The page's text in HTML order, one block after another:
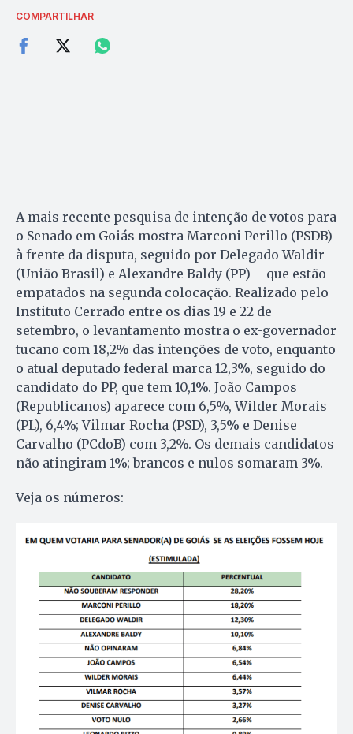
COMPARTILHAR
A mais recente pesquisa de intenção de votos para
o Senado em Goiás mostra Marconi Perillo (PSDB)
à frente da disputa, seguido por Delegado Waldir
(União Brasil) e Alexandre Baldy (PP) – que estão
empatados na segunda colocação. Realizado pelo
Instituto Cerrado entre os dias 19 e 22 de
setembro, o levantamento mostra o ex-governador
tucano com 18,2% das intenções de voto, enquanto
o atual deputado federal marca 12,3%, seguido do
candidato do PP, que tem 10,1%. João Campos
(Republicanos) aparece com 6,5%, Wilder Morais
(PL), 6,4%; Vilmar Rocha (PSD), 3,5% e Denise
Carvalho (PCdoB) com 3,2%. Os demais candidatos
não atingiram 1%; brancos e nulos somaram 3%.
Veja os números: